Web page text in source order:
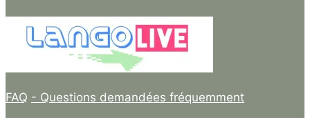
FAQ - Questions demandées fréquemment